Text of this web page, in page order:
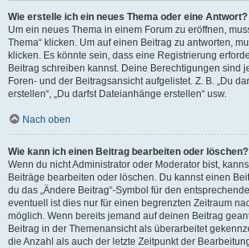
Wie erstelle ich ein neues Thema oder eine Antwort?
Um ein neues Thema in einem Forum zu eröffnen,
Thema“ klicken. Um auf einen Beitrag zu antworten,
klicken. Es könnte sein, dass eine Registrierung
Beitrag schreiben kannst. Deine Berechtigungen sind
Foren- und der Beitragsansicht aufgelistet. Z. B. „Du
erstellen“, „Du darfst Dateianhänge erstellen“ usw.
Nach oben
Wie kann ich einen Beitrag bearbeiten oder löschen?
Wenn du nicht Administrator oder Moderator bist,
Beiträge bearbeiten oder löschen. Du kannst einen
du das „Ändere Beitrag“-Symbol für den
eventuell ist dies nur für einen begrenzten Zeitraum
möglich. Wenn bereits jemand auf deinen Beitrag
Beitrag in der Themenansicht als überarbeitet
die Anzahl als auch der letzte Zeitpunkt der